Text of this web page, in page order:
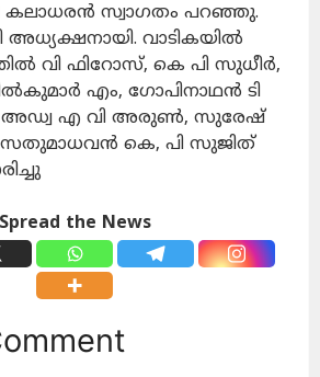
കലാധരൻ സ്വാഗതം പറഞ്ഞു.
അധ്യക്ഷനായി. വാടികയിൽ
വി ഫിറോസ്, കെ പി സുധീർ,
എം, ഗോപിനാഥൻ ടി
അഡ്വ എ വി അരുൺ, സുരേഷ്
കെ, പി സുജിത്
Spread the News